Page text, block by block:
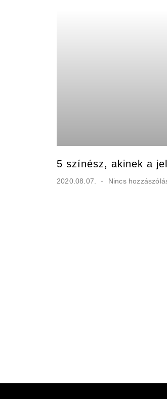
5 színész, akinek a
2020.08.07. Nincs